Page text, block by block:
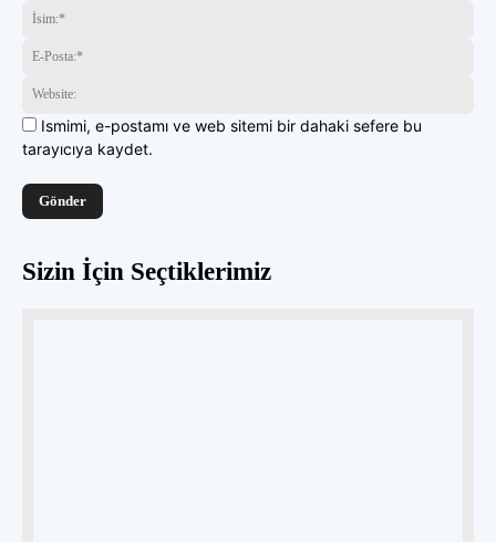
buraya
Ismimi, e-postamı ve web sitemi bir dahaki sefere bu
tarayıcıya kaydet.
Sizin İçin Seçtiklerimiz